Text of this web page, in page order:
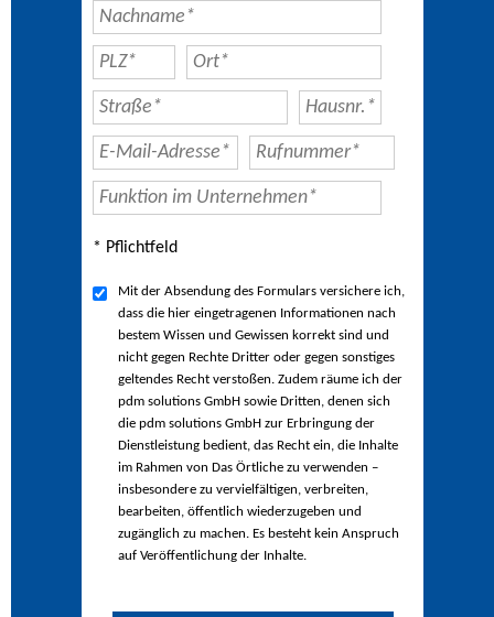
* Pflichtfeld
Mit der Absendung des Formulars versichere ich,
dass die hier eingetragenen Informationen nach
bestem Wissen und Gewissen korrekt sind und
nicht gegen Rechte Dritter oder gegen sonstiges
geltendes Recht verstoßen. Zudem räume ich der
pdm solutions GmbH sowie Dritten, denen sich
die pdm solutions GmbH zur Erbringung der
Dienstleistung bedient, das Recht ein, die Inhalte
im Rahmen von Das Örtliche zu verwenden –
insbesondere zu vervielfältigen, verbreiten,
bearbeiten, öffentlich wiederzugeben und
zugänglich zu machen. Es besteht kein Anspruch
auf Veröffentlichung der Inhalte.